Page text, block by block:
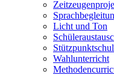
Licht und Ton
Wahlunterricht